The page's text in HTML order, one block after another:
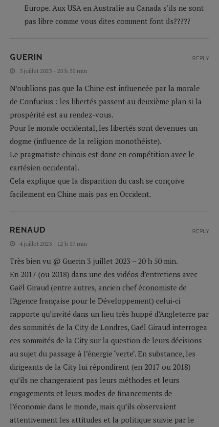
Europe. Aux USA en Australie au Canada s’ils ne sont
pas libre comme vous dites comment font ils?????
GUERIN
3 juillet 2023 - 20 h 50 min
N’oublions pas que la Chine est influencée par la morale
de Confucius : les libertés passent au deuxième plan si la
prospérité est au rendez-vous.
Pour le monde occidental, les libertés sont devenues un
dogme (influence de la religion monothéiste).
Le pragmatiste chinois est donc en compétition avec le
cartésien occidental.
Cela explique que la disparition du cash se conçoive
facilement en Chine mais pas en Occident.
REPLY
RENAUD
4 juillet 2023 - 12 h 07 min
Très bien vu @ Guerin 3 juillet 2023 – 20 h 50 min.
En 2017 (ou 2018) dans une des vidéos d’entretiens avec
Gaël Giraud (entre autres, ancien chef économiste de
l’Agence française pour le Développement) celui-ci
rapporte qu’invité dans un lieu très huppé d’Angleterre par
des sommités de la City de Londres, Gaël Giraud interrogea
ces sommités de la City sur la question de leurs décisions
au sujet du passage à l’énergie ‘verte’. En substance, les
dirigeants de la City lui répondirent (en 2017 ou 2018)
qu’ils ne changeraient pas leurs méthodes et leurs
engagements et leurs modes de financements de
l’économie dans le monde, mais qu’ils observaient
attentivement les attitudes et la politique suivie par le
REPLY